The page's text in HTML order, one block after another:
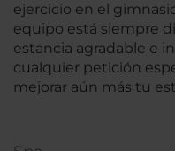
ejercicio en el
equipo está siempre
estancia agradable e
cualquier petición
mejorar aún más tu